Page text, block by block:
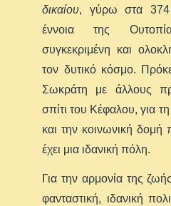
δικαίου, γύρω στα 374
έννοια της
συγκεκριμένη και
τον δυτικό κόσμο.
Σωκράτη με άλλους
σπίτι του Κέφαλου, για
και την κοινωνική
έχει μια ιδανική πόλη.
Για την αρμονία της
φανταστική, ιδανική